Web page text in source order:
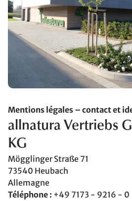
Mentions légales – contact et
allnatura Vertriebs
KG
Mögglinger Straße 71
73540 Heubach
Allemagne
Téléphone : +49 7173 - 9216 - 0